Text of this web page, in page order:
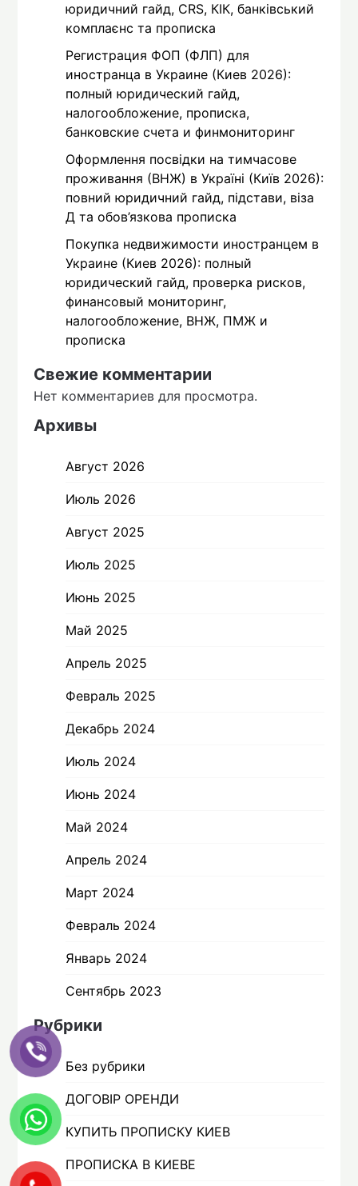
юридичний гайд, CRS, КІК, банківський
комплаєнс та прописка
Регистрация ФОП (ФЛП) для
иностранца в Украине (Киев 2026):
полный юридический гайд,
налогообложение, прописка,
банковские счета и финмониторинг
Оформлення посвідки на тимчасове
проживання (ВНЖ) в Україні (Київ 2026):
повний юридичний гайд, підстави, віза
Д та обов’язкова прописка
Покупка недвижимости иностранцем в
Украине (Киев 2026): полный
юридический гайд, проверка рисков,
финансовый мониторинг,
налогообложение, ВНЖ, ПМЖ и
прописка
Свежие комментарии
Нет комментариев для просмотра.
Архивы
Август 2026
Июль 2026
Август 2025
Июль 2025
Июнь 2025
Май 2025
Апрель 2025
Февраль 2025
Декабрь 2024
Июль 2024
Июнь 2024
Май 2024
Апрель 2024
Март 2024
Февраль 2024
Январь 2024
Сентябрь 2023
Рубрики
Без рубрики
ДОГОВІР ОРЕНДИ
КУПИТЬ ПРОПИСКУ КИЕВ
ПРОПИСКА В КИЕВЕ